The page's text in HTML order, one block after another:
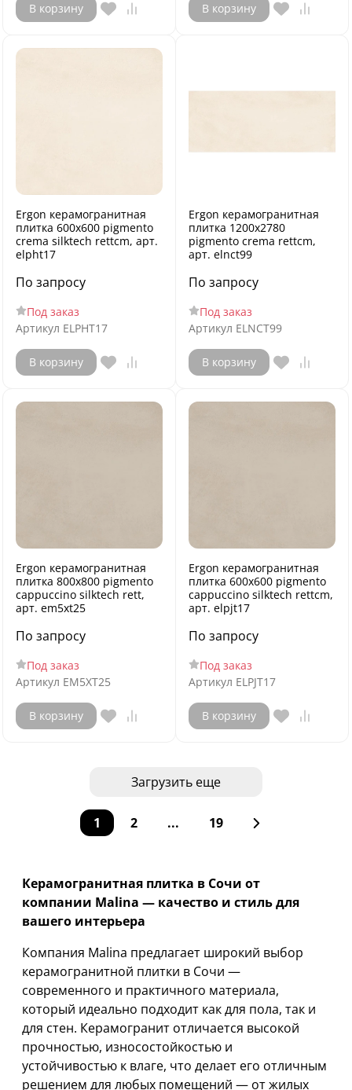
В корзину В корзину
Ergon керамогранитная
плитка 600x600 pigmento
crema silktech rettcm, арт.
elpht17
По запросу
Под заказ
Артикул ELPHT17
В корзину
Ergon керамогранитная
плитка 1200x2780
pigmento crema rettcm,
арт. elnct99
По запросу
Под заказ
Артикул ELNCT99
В корзину
Ergon керамогранитная
плитка 800x800 pigmento
cappuccino silktech rett,
арт. em5xt25
По запросу
Под заказ
Артикул EM5XT25
В корзину
Ergon керамогранитная
плитка 600x600 pigmento
cappuccino silktech rettcm,
арт. elpjt17
По запросу
Под заказ
Артикул ELPJT17
В корзину
Загрузить еще
1 2 ... 19
Керамогранитная плитка в Сочи от
компании Malina — качество и стиль для
вашего интерьера
Компания Malina предлагает широкий выбор
керамогранитной плитки в Сочи —
современного и практичного материала,
который идеально подходит как для пола, так и
для стен. Керамогранит отличается высокой
прочностью, износостойкостью и
устойчивостью к влаге, что делает его отличным
решением для любых помещений — от жилых